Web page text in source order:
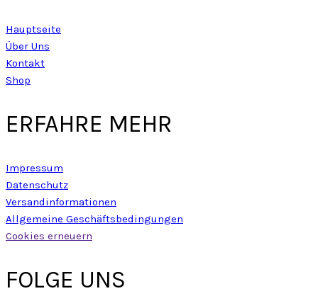
Hauptseite
Über Uns
Kontakt
Shop
ERFAHRE MEHR
Impressum
Datenschutz
Versandinformationen
Allgemeine Geschäftsbedingungen
Cookies erneuern
FOLGE UNS